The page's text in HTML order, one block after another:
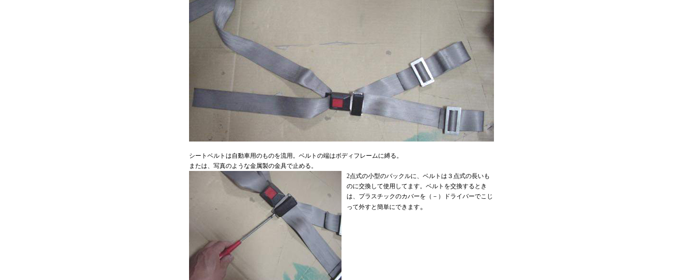
シートベルトは自動車用のものを流用。ベルトの端はボディフレームに縛る。
または、写真のような金属製の金具で止める。
2点式の小型のバックルに、ベルトは３点式の長いも
のに交換して使用してます。ベルトを交換するとき
は、プラスチックのカバーを（－）ドライバーでこじ
って外すと簡単にできます。